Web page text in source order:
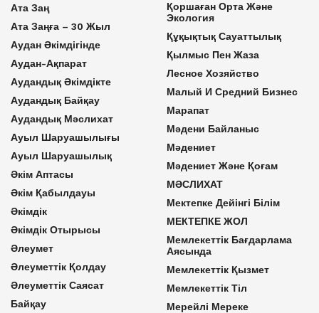
Ата Заң
Ата Заңға – 30 Жыл
Аудан Әкімдігінде
Аудан-Ақпарат
Аудандық Әкімдікте
Аудандық Байқау
Аудандық Мәслихат
Ауыл Шаруашылығы
Ауыл Шаруашылық
Әкім Аптасы
Әкім Қабылдауы
Әкімдік
Әкімдік Отырысы
Әлеумет
Әлеуметтік Қолдау
Әлеуметтік Саясат
Байқау
Қоршаған Орта Және
Экология
Құқықтық Сауаттылық
Қылмыс Пен Жаза
Лесное Хозяйство
Малый И Средний Бизнес
Марапат
Мәдени Байланыс
Мәдениет
Мәдениет Және Қоғам
МӘСЛИХАТ
Мектепке Дейінгі Білім
МЕКТЕПКЕ ЖОЛ
Мемлекеттік Бағдарлама
Аясында
Мемлекеттік Қызмет
Мемлекеттік Тіл
Мерейлі Мереке